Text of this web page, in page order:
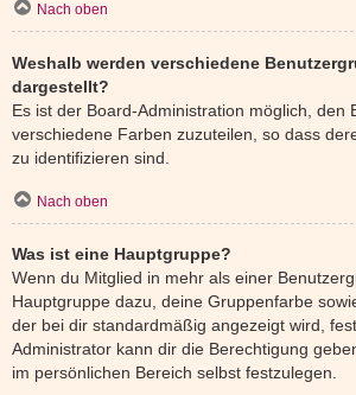
Nach oben
Weshalb werden verschiedene
dargestellt?
Es ist der Board-Administration möglich, den
verschiedene Farben zuzuteilen, so dass
zu identifizieren sind.
Nach oben
Was ist eine Hauptgruppe?
Wenn du Mitglied in mehr als einer
Hauptgruppe dazu, deine Gruppenfarbe
der bei dir standardmäßig angezeigt wird,
Administrator kann dir die Berechtigung
im persönlichen Bereich selbst festzulegen.